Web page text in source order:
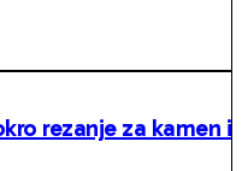
rezanje za kamen i